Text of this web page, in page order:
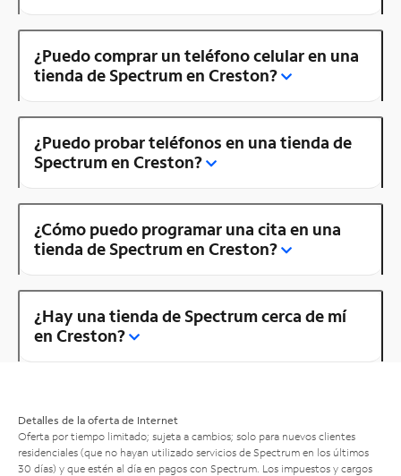
¿Puedo comprar un teléfono celular en una
tienda de Spectrum en Creston?
¿Puedo probar teléfonos en una tienda de
Spectrum en Creston?
¿Cómo puedo programar una cita en una
tienda de Spectrum en Creston?
¿Hay una tienda de Spectrum cerca de mí
en Creston?
Detalles de la oferta de Internet
Oferta por tiempo limitado; sujeta a cambios; solo para nuevos clientes
residenciales (que no hayan utilizado servicios de Spectrum en los últimos
30 días) y que estén al día en pagos con Spectrum. Los impuestos y cargos